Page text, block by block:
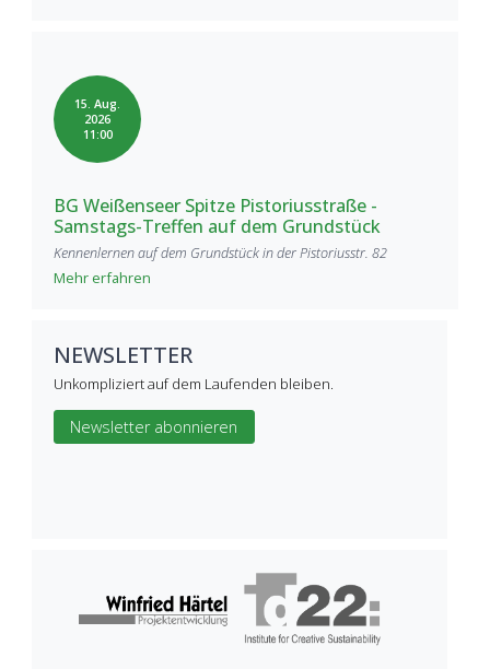
15. Aug.
2026
11:00
BG Weißenseer Spitze Pistoriusstraße -
Samstags-Treffen auf dem Grundstück
Kennenlernen auf dem Grundstück in der Pistoriusstr. 82
Mehr erfahren
NEWSLETTER
Unkompliziert auf dem Laufenden bleiben.
Newsletter abonnieren